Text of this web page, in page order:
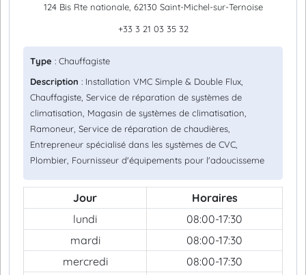
124 Bis Rte nationale, 62130 Saint-Michel-sur-Ternoise
+33 3 21 03 35 32
Type : Chauffagiste
Description : Installation VMC Simple & Double Flux,
Chauffagiste, Service de réparation de systèmes de
climatisation, Magasin de systèmes de climatisation,
Ramoneur, Service de réparation de chaudières,
Entrepreneur spécialisé dans les systèmes de CVC,
Plombier, Fournisseur d'équipements pour l'adoucisseme
Jour
Horaires
lundi
08:00-17:30
mardi
08:00-17:30
mercredi
08:00-17:30